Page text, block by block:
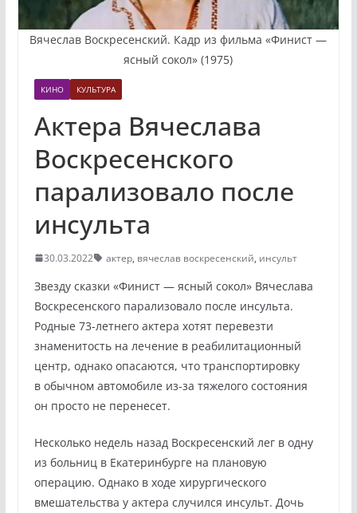
Вячеслав Воскресенский. Кадр из фильма «Финист —
ясный сокол» (1975)
КИНО КУЛЬТУРА
Актера Вячеслава
Воскресенского
парализовало после
инсульта
30.03.2022 актер, вячеслав воскресенский, инсульт
Звезду сказки «Финист — ясный сокол» Вячеслава
Воскресенского парализовало после инсульта.
Родные 73-летнего актера хотят перевезти
знаменитость на лечение в реабилитационный
центр, однако опасаются, что транспортировку
в обычном автомобиле из-за тяжелого состояния
он просто не перенесет.
Несколько недель назад Воскресенский лег в одну
из больниц в Екатеринбурге на плановую
операцию. Однако в ходе хирургического
вмешательства у актера случился инсульт. Дочь